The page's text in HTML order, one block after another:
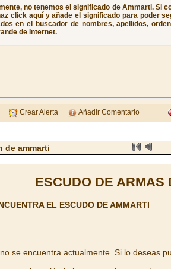
no tenemos el significado de Ammarti. Si
click aquí y añade el significado para poder
en el buscador de nombres, apellidos,
de Internet.
Crear Alerta Añadir Comentario
de ammarti
ESCUDO DE ARMAS
EL ESCUDO DE AMMARTI
se encuentra actualmente. Si lo deseas